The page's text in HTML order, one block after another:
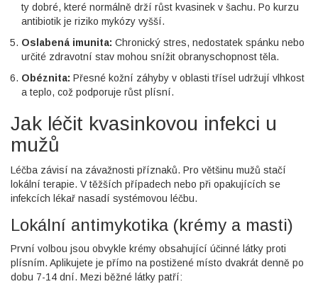
ty dobré, které normálně drží růst kvasinek v šachu. Po kurzu
antibiotik je riziko mykózy vyšší.
Oslabená imunita: Chronický stres, nedostatek spánku nebo
určité zdravotní stav mohou snížit obranyschopnost těla.
Obéznita: Přesné kožní záhyby v oblasti třísel udržují vlhkost
a teplo, což podporuje růst plísní.
Jak léčit kvasinkovou infekci u
mužů
Léčba závisí na závažnosti příznaků. Pro většinu mužů stačí
lokální terapie. V těžších případech nebo při opakujících se
infekcích lékař nasadí systémovou léčbu.
Lokální antimykotika (krémy a masti)
První volbou jsou obvykle krémy obsahující účinné látky proti
plísním. Aplikujete je přímo na postižené místo dvakrát denně po
dobu 7-14 dní. Mezi běžné látky patří: